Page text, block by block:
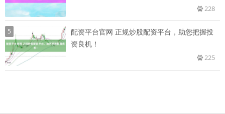
228
5
配资平台官网 正规炒股配资平台，助您把握投
资良机！
225